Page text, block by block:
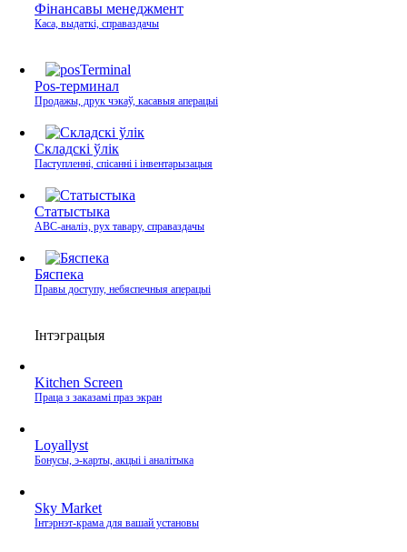
Фінансавы менеджмент
Каса, выдаткі, справаздачы
Pos-терминал
Продажы, друк чэкаў, касавыя аперацыі
Складскі ўлік
Паступленні, спісанні і інвентарызацыя
Статыстыка
ABC-аналіз, рух тавару, справаздачы
Бяспека
Правы доступу, небяспечныя аперацыі
Інтэграцыя
Kitchen Screen
Праца з заказамі праз экран
Loyallyst
Бонусы, э‑карты, акцыі і аналітыка
Sky Market
Інтэрнэт‑крама для вашай установы